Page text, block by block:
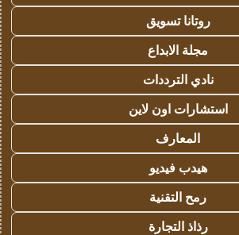
روتانا تسويق
مجلة الابداع
نادي الترددات
استشارات اون لاين
المعارف
هيدب فيديو
رمح التقنية
رذاذ التجارة